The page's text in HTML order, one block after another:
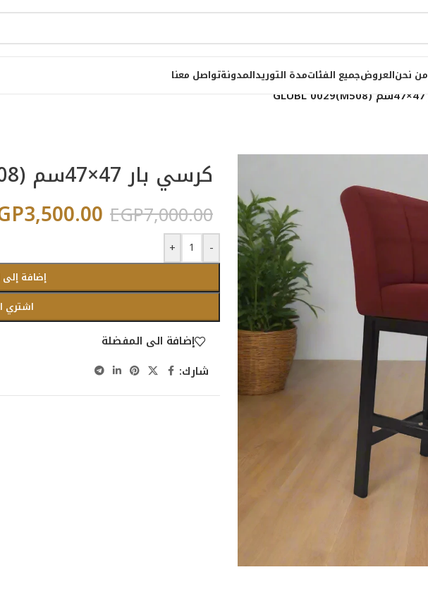
من نحنالعروضجميع الفئاتمدة التوريدالمدونةتواصل معنا
كرسي بار 47×47سم GLUBL 0029(M508)
EGP7,000.00
3,500.00
-
+
إضافة
اشتري
إضافة الى المفضلة
شارك: